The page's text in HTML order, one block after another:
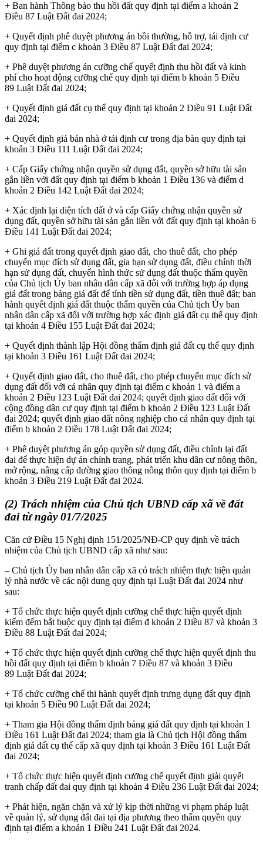
+ Ban hành Thông báo thu hồi đất quy định tại điểm a khoản 2
Điều 87 Luật Đất đai 2024;
+ Quyết định phê duyệt phương án bồi thường, hỗ trợ, tái định cư
quy định tại điểm c khoản 3 Điều 87 Luật Đất đai 2024;
+ Phê duyệt phương án cưỡng chế quyết định thu hồi đất và kinh
phí cho hoạt động cưỡng chế quy định tại điểm b khoản 5 Điều
89 Luật Đất đai 2024;
+ Quyết định giá đất cụ thể quy định tại khoản 2 Điều 91 Luật Đất
đai 2024;
+ Quyết định giá bán nhà ở tái định cư trong địa bàn quy định tại
khoản 3 Điều 111 Luật Đất đai 2024;
+ Cấp Giấy chứng nhận quyền sử dụng đất, quyền sở hữu tài sản
gắn liền với đất quy định tại điểm b khoản 1 Điều 136 và điểm d
khoản 2 Điều 142 Luật Đất đai 2024;
+ Xác định lại diện tích đất ở và cấp Giấy chứng nhận quyền sử
dụng đất, quyền sở hữu tài sản gắn liền với đất quy định tại khoản 6
Điều 141 Luật Đất đai 2024;
+ Ghi giá đất trong quyết định giao đất, cho thuê đất, cho phép
chuyển mục đích sử dụng đất, gia hạn sử dụng đất, điều chỉnh thời
hạn sử dụng đất, chuyển hình thức sử dụng đất thuộc thẩm quyền
của Chủ tịch Ủy ban nhân dân cấp xã đối với trường hợp áp dụng
giá đất trong bảng giá đất để tính tiền sử dụng đất, tiền thuê đất; ban
hành quyết định giá đất thuộc thẩm quyền của Chủ tịch Ủy ban
nhân dân cấp xã đối với trường hợp xác định giá đất cụ thể quy định
tại khoản 4 Điều 155 Luật Đất đai 2024;
+ Quyết định thành lập Hội đồng thẩm định giá đất cụ thể quy định
tại khoản 3 Điều 161 Luật Đất đai 2024;
+ Quyết định giao đất, cho thuê đất, cho phép chuyển mục đích sử
dụng đất đối với cá nhân quy định tại điểm c khoản 1 và điểm a
khoản 2 Điều 123 Luật Đất đai 2024; quyết định giao đất đối với
cộng đồng dân cư quy định tại điểm b khoản 2 Điều 123 Luật Đất
đai 2024; quyết định giao đất nông nghiệp cho cá nhân quy định tại
điểm b khoản 2 Điều 178 Luật Đất đai 2024;
+ Phê duyệt phương án góp quyền sử dụng đất, điều chỉnh lại đất
đai để thực hiện dự án chỉnh trang, phát triển khu dân cư nông thôn,
mở rộng, nâng cấp đường giao thông nông thôn quy định tại điểm b
khoản 3 Điều 219 Luật Đất đai 2024.
(2) Trách nhiệm của Chủ tịch UBND cấp xã về đất
đai từ ngày 01/7/2025
Căn cứ Điều 15 Nghị định 151/2025/NĐ-CP quy định về trách
nhiệm của Chủ tịch UBND cấp xã như sau:
– Chủ tịch Ủy ban nhân dân cấp xã có trách nhiệm thực hiện quản
lý nhà nước về các nội dung quy định tại Luật Đất đai 2024 như
sau:
+ Tổ chức thực hiện quyết định cưỡng chế thực hiện quyết định
kiểm đếm bắt buộc quy định tại điểm đ khoản 2 Điều 87 và khoản 3
Điều 88 Luật Đất đai 2024;
+ Tổ chức thực hiện quyết định cưỡng chế thực hiện quyết định thu
hồi đất quy định tại điểm b khoản 7 Điều 87 và khoản 3 Điều
89 Luật Đất đai 2024;
+ Tổ chức cưỡng chế thi hành quyết định trưng dụng đất quy định
tại khoản 5 Điều 90 Luật Đất đai 2024;
+ Tham gia Hội đồng thẩm định bảng giá đất quy định tại khoản 1
Điều 161 Luật Đất đai 2024; tham gia là Chủ tịch Hội đồng thẩm
định giá đất cụ thể cấp xã quy định tại khoản 3 Điều 161 Luật Đất
đai 2024;
+ Tổ chức thực hiện quyết định cưỡng chế quyết định giải quyết
tranh chấp đất đai quy định tại khoản 4 Điều 236 Luật Đất đai 2024;
+ Phát hiện, ngăn chặn và xử lý kịp thời những vi phạm pháp luật
về quản lý, sử dụng đất đai tại địa phương theo thẩm quyền quy
định tại điểm a khoản 1 Điều 241 Luật Đất đai 2024.